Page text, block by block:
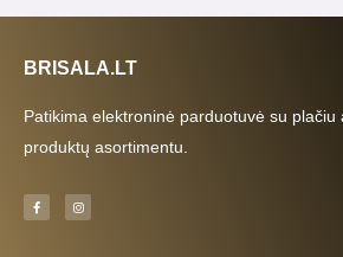
BRISALA.LT
Patikima elektroninė parduotuvė su plačiu
produktų asortimentu.
F
a
c
I
n
s